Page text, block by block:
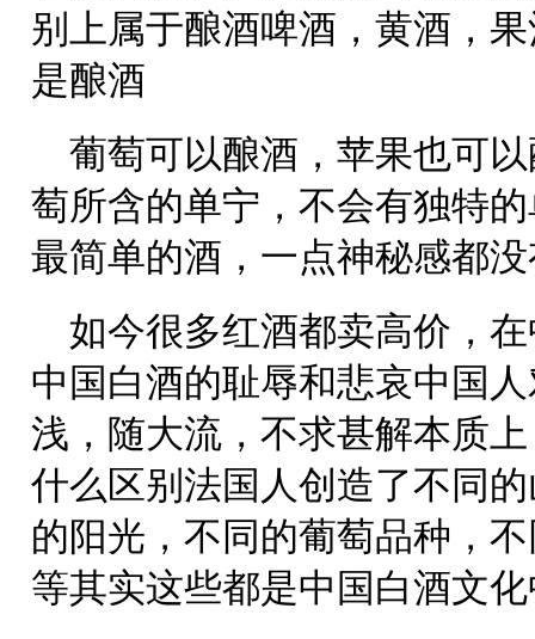
别上属于酿酒啤酒，黄酒，
是酿酒
葡萄可以酿酒，苹果也可
萄所含的单宁，不会有独特
最简单的酒，一点神秘感都
如今很多红酒都卖高价，
中国白酒的耻辱和悲哀中国
浅，随大流，不求甚解本质
什么区别法国人创造了不同
的阳光，不同的葡萄品种，
等其实这些都是中国白酒文